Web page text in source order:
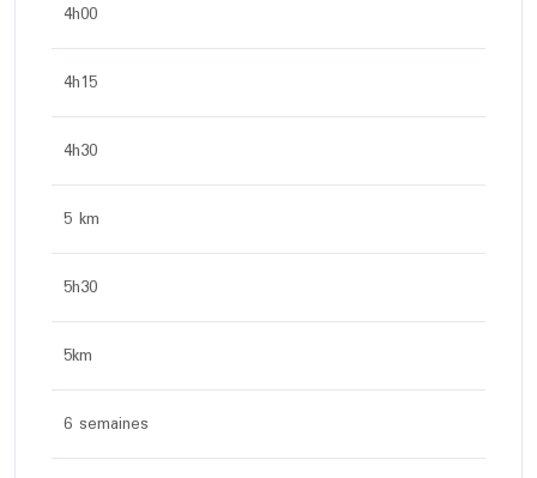
4h00
4h15
4h30
5 km
5h30
5km
6 semaines